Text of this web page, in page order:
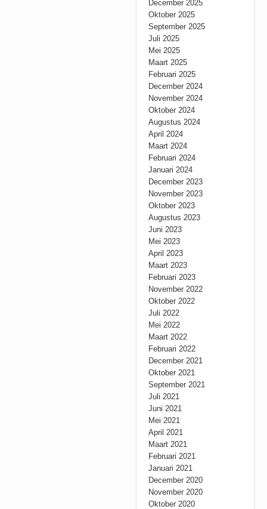
December 2025
Oktober 2025
September 2025
Juli 2025
Mei 2025
Maart 2025
Februari 2025
December 2024
November 2024
Oktober 2024
Augustus 2024
April 2024
Maart 2024
Februari 2024
Januari 2024
December 2023
November 2023
Oktober 2023
Augustus 2023
Juni 2023
Mei 2023
April 2023
Maart 2023
Februari 2023
November 2022
Oktober 2022
Juli 2022
Mei 2022
Maart 2022
Februari 2022
December 2021
Oktober 2021
September 2021
Juli 2021
Juni 2021
Mei 2021
April 2021
Maart 2021
Februari 2021
Januari 2021
December 2020
November 2020
Oktober 2020